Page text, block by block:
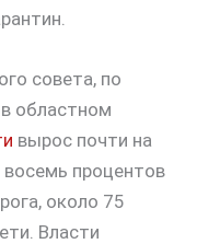
совета, по
областном
вырос почти на
процентов
около 75
Власти